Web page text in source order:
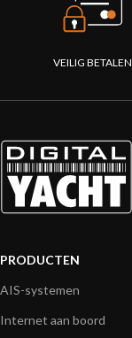
VEILIG BETALEN
PRODUCTEN
AIS-systemen
Internet aan boord